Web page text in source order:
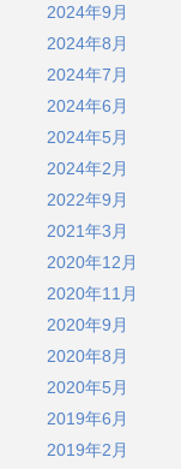
2024年9月
2024年8月
2024年7月
2024年6月
2024年5月
2024年2月
2022年9月
2021年3月
2020年12月
2020年11月
2020年9月
2020年8月
2020年5月
2019年6月
2019年2月